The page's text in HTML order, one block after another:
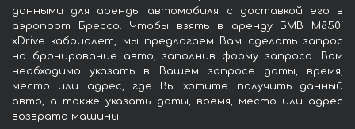
данными для аренды автомобиля с доставкой его в
аэропорт Брессо. Чтобы взять в аренду БМВ M850i
xDrive кабриолет, мы предлагаем Вам сделать запрос
на бронирование авто, заполнив форму запроса. Вам
необходимо указать в Вашем запросе даты, время,
место или адрес, где Вы хотите получить данный
авто, а также указать даты, время, место или адрес
возврата машины.